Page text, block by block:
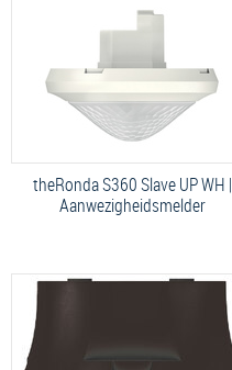
theRonda S360 Slave UP WH |
Aanwezigheidsmelder